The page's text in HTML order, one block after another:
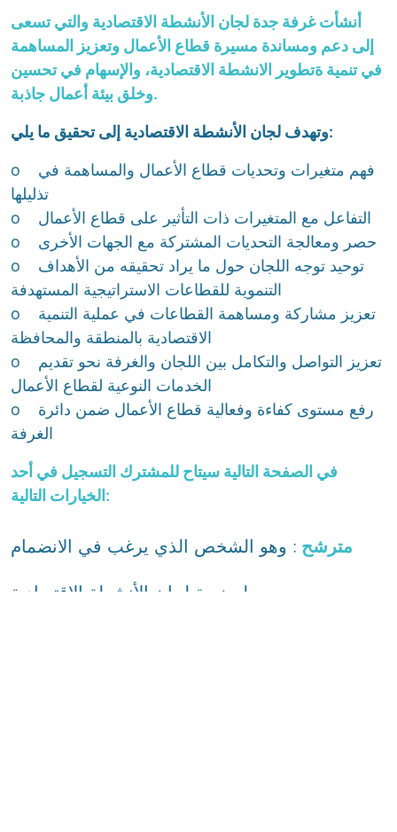
أنشأت غرفة جدة لجان الأنشطة الاقتصادية والتي تسعى
إلى دعم ومساندة مسيرة قطاع الأعمال وتعزيز المساهمة
في تنمية ةتطوير الانشطة الاقتصادية، والإسهام في تحسين
وخلق بيئة أعمال جاذبة.
وتهدف لجان الأنشطة الاقتصادية إلى تحقيق ما يلي:
o فهم متغيرات وتحديات قطاع الأعمال والمساهمة في
تذليلها
o التفاعل مع المتغيرات ذات التأثير على قطاع الأعمال
o حصر ومعالجة التحديات المشتركة مع الجهات الأخرى
o توحيد توجه اللجان حول ما يراد تحقيقه من الأهداف
التنموية للقطاعات الاستراتيجية المستهدفة
o تعزيز مشاركة ومساهمة القطاعات في عملية التنمية
الاقتصادية بالمنطقة والمحافظة
o تعزيز التواصل والتكامل بين اللجان والغرفة نحو تقديم
o رفع مستوى كفاءة وفعالية قطاع الأعمال ضمن دائرة
في الصفحة التالية سيتاح للمشترك التسجيل في أحد
الخيارات التالية:
مترشح : وهو الشخص الذي يرغب في الانضمام
لعضوية لجان الأنشطة الاقتصادية